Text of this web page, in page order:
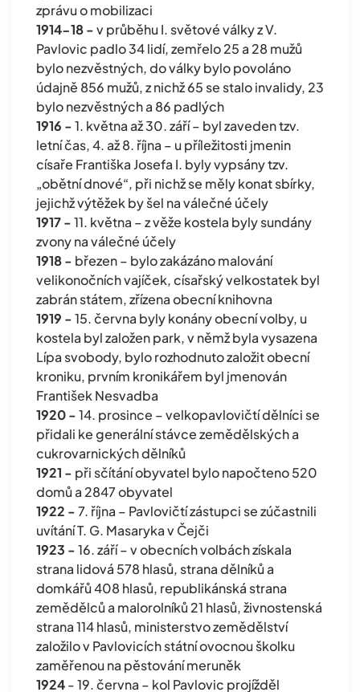
zprávu o mobilizaci
1914-18 -v průběhu I. světové války z V.
Pavlovic padlo 34 lidí, zemřelo 25 a 28 mužů
bylo nezvěstných, do války bylo povoláno
údajně 856 mužů, z nichž 65 se stalo invalidy, 23
bylo nezvěstných a 86 padlých
1916 -1. května až 30. září – byl zaveden tzv.
letní čas, 4. až 8. října – u příležitosti jmenin
císaře Františka Josefa I. byly vypsány tzv.
„obětní dnové“, při nichž se měly konat sbírky,
jejichž výtěžek by šel na válečné účely
1917 -11. května – z věže kostela byly sundány
zvony na válečné účely
1918 - březen – bylo zakázáno malování
velikonočních vajíček, císařský velkostatek byl
zabrán státem, zřízena obecní knihovna
1919 -15. června byly konány obecní volby, u
kostela byl založen park, v němž byla vysazena
Lípa svobody, bylo rozhodnuto založit obecní
kroniku, prvním kronikářem byl jmenován
František Nesvadba
1920 -14. prosince – velkopavlovičtí dělníci se
přidali ke generální stávce zemědělských a
cukrovarnických dělníků
1921 - při sčítání obyvatel bylo napočteno 520
domů a 2847 obyvatel
1922 -7. října – Pavlovičtí zástupci se zúčastnili
uvítání T. G. Masaryka v Čejči
1923 -16. září – v obecních volbách získala
strana lidová 578 hlasů, strana dělníků a
domkářů 408 hlasů, republikánská strana
zemědělců a malorolníků 21 hlasů, živnostenská
strana 114 hlasů, ministerstvo zemědělství
založilo v Pavlovicích státní ovocnou školku
zaměřenou na pěstování meruněk
1924- 19. června – kol Pavlovic projížděl